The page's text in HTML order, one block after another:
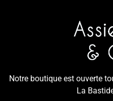
Notre boutique est ouverte
La